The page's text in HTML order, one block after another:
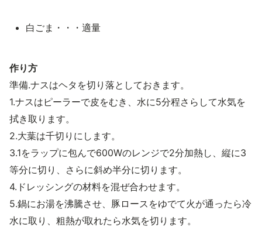
白ごま・・・適量
作り方
準備.ナスはヘタを切り落としておきます。
1.ナスはピーラーで皮をむき、水に5分程さらして水気を
拭き取ります。
2.大葉は千切りにします。
3.1をラップに包んで600Wのレンジで2分加熱し、縦に3
等分に切り、さらに斜め半分に切ります。
4.ドレッシングの材料を混ぜ合わせます。
5.鍋にお湯を沸騰させ、豚ロースをゆでて火が通ったら冷
水に取り、粗熱が取れたら水気を切ります。